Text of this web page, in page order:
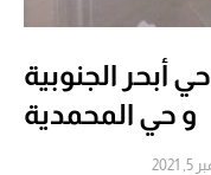
أبحر الجنوبية
و حي المحمدية